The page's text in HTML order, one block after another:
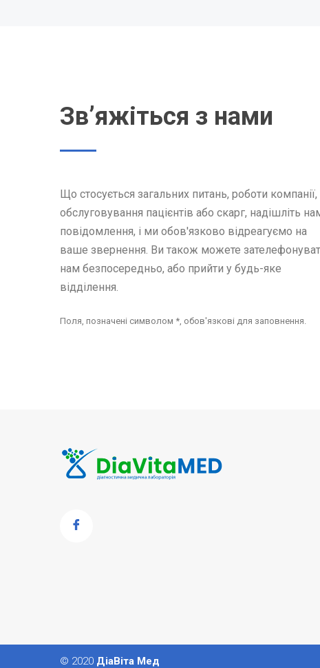
Зв’яжіться з нами
Що стосується загальних питань, роботи компанії,
обслуговування пацієнтів або скарг, надішліть
повідомлення, і ми обов'язково відреагуємо на
ваше звернення. Ви також можете
нам безпосередньо, або прийти у будь-яке
відділення.
Поля, позначені символом *, обов'язкові для заповнення.
© 2020 ДіаВіта Мед